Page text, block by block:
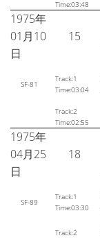
Time:03:48
1975年
01月10
日
15
SF-81
Track:1
Time:03:04
Track:2
Time:02:55
1975年
04月25
日
18
SF-89
Track:1
Time:03:30
Track:2